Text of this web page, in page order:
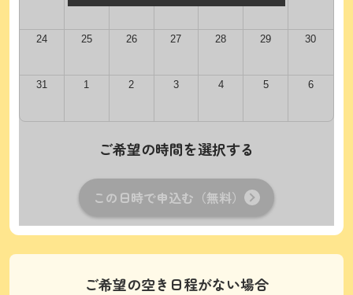
24 25 26 27 28 29 30
31 1 2 3 4 5 6
ご希望の時間を選択する
この日時で申込む（無料）
ご希望の空き日程がない場合